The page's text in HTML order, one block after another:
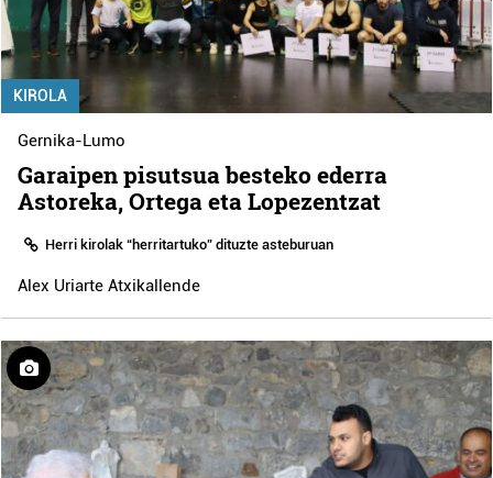
KIROLA
Gernika-Lumo
Garaipen pisutsua besteko ederra
Astoreka, Ortega eta Lopezentzat
Herri kirolak “herritartuko” dituzte asteburuan
Alex Uriarte Atxikallende